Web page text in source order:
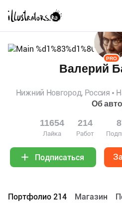
PRO
Валерий
Нижний Новгород, Россия
Об
11654
Лайка
214
Работ
Подписаться
Портфолио 214 Maгазин